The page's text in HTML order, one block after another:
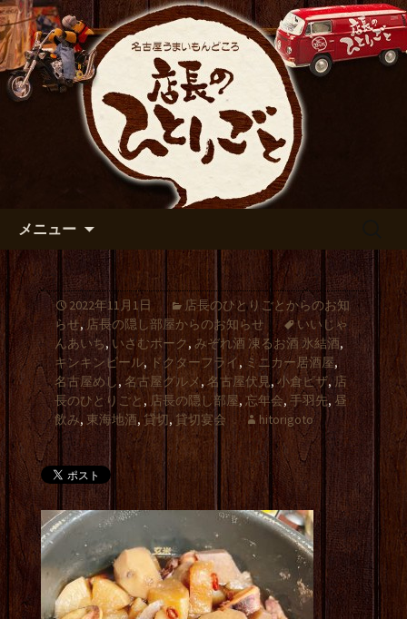
名古屋市伏見の居酒屋【店長の
ひとりごと】のブログ
出張や観光に名古屋めしがおすすめで
す
メニュー
2022年11月1日
店長のひとりごとからのお知
らせ,店長の隠し部屋からのお知らせ
いいじゃ
んあいち, いさむポーク, みぞれ酒 凍るお酒 氷結酒,
キンキンビール, ドクターフライ, ミニカー居酒屋,
名古屋めし, 名古屋グルメ,名古屋伏見,小倉ピザ, 店
長のひとりごと, 店長の隠し部屋, 忘年会, 手羽先, 昼
飲み, 東海地酒,貸切, 貸切宴会 hitorigoto